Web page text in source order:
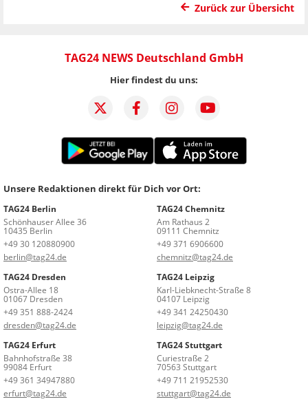
Zurück zur Übersicht
TAG24 NEWS Deutschland GmbH
Hier findest du uns:
Unsere Redaktionen direkt für Dich vor Ort:
TAG24 Berlin
Schönhauser Allee 36
10435 Berlin
+49 30 120880900
berlin@tag24.de
TAG24 Chemnitz
Am Rathaus 2
09111 Chemnitz
+49 371 6906600
chemnitz@tag24.de
TAG24 Dresden
Ostra-Allee 18
01067 Dresden
+49 351 888-2424
dresden@tag24.de
TAG24 Leipzig
Karl-Liebknecht-Straße 8
04107 Leipzig
+49 341 24250430
leipzig@tag24.de
TAG24 Erfurt
Bahnhofstraße 38
99084 Erfurt
+49 361 34947880
erfurt@tag24.de
TAG24 Stuttgart
Curiestraße 2
70563 Stuttgart
+49 711 21952530
stuttgart@tag24.de